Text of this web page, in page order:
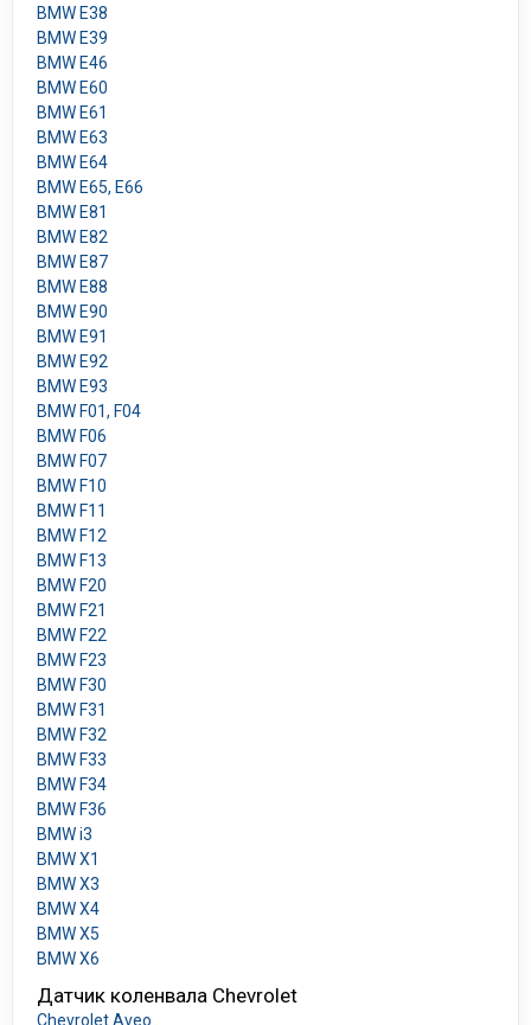
BMW E38
BMW E39
BMW E46
BMW E60
BMW E61
BMW E63
BMW E64
BMW E65, E66
BMW E81
BMW E82
BMW E87
BMW E88
BMW E90
BMW E91
BMW E92
BMW E93
BMW F01, F04
BMW F06
BMW F07
BMW F10
BMW F11
BMW F12
BMW F13
BMW F20
BMW F21
BMW F22
BMW F23
BMW F30
BMW F31
BMW F32
BMW F33
BMW F34
BMW F36
BMW i3
BMW X1
BMW X3
BMW X4
BMW X5
BMW X6
Датчик коленвала Chevrolet
Chevrolet Aveo